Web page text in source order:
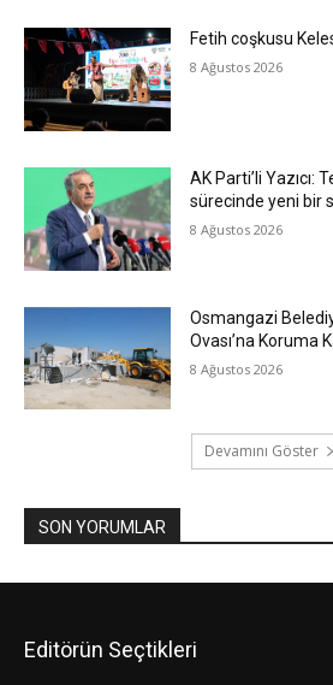
Fetih coşkusu
8 Ağustos 2026
AK Parti’li Yazıcı:
sürecinde yeni bir
8 Ağustos 2026
Osmangazi
Ovası’na Koruma
8 Ağustos 2026
Devamını Göster
SON YORUMLAR
Editörün Seçtikleri